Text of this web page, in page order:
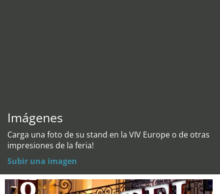
Imágenes
Carga una foto de su stand en la VIV Europe o de otras
impresiones de la feria!
Subir una imagen